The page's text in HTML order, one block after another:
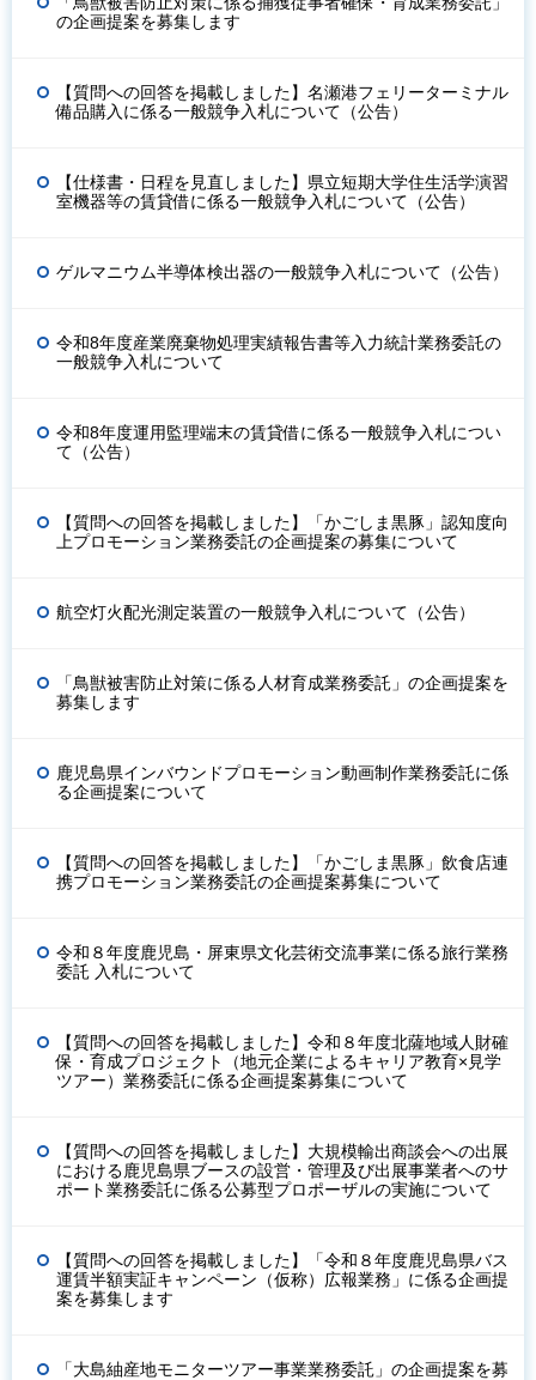
の企画提案を募集します
【質問への回答を掲載しました】名瀬港フェリーターミナル
備品購入に係る一般競争入札について（公告）
【仕様書・日程を見直しました】県立短期大学住生活学演習
室機器等の賃貸借に係る一般競争入札について（公告）
ゲルマニウム半導体検出器の一般競争入札について（公告）
令和8年度産業廃棄物処理実績報告書等入力統計業務委託の
一般競争入札について
令和8年度運用監理端末の賃貸借に係る一般競争入札につい
て（公告）
【質問への回答を掲載しました】「かごしま黒豚」認知度向
上プロモーション業務委託の企画提案の募集について
航空灯火配光測定装置の一般競争入札について（公告）
「鳥獣被害防止対策に係る人材育成業務委託」の企画提案を
募集します
鹿児島県インバウンドプロモーション動画制作業務委託に係
る企画提案について
【質問への回答を掲載しました】「かごしま黒豚」飲食店連
携プロモーション業務委託の企画提案募集について
令和８年度鹿児島・屏東県文化芸術交流事業に係る旅行業務
委託 入札について
【質問への回答を掲載しました】令和８年度北薩地域人財確
保・育成プロジェクト（地元企業によるキャリア教育×見学
ツアー）業務委託に係る企画提案募集について
【質問への回答を掲載しました】大規模輸出商談会への出展
における鹿児島県ブースの設営・管理及び出展事業者へのサ
ポート業務委託に係る公募型プロポーザルの実施について
【質問への回答を掲載しました】「令和８年度鹿児島県バス
運賃半額実証キャンペーン（仮称）広報業務」に係る企画提
案を募集します
「大島紬産地モニターツアー事業業務委託」の企画提案を募